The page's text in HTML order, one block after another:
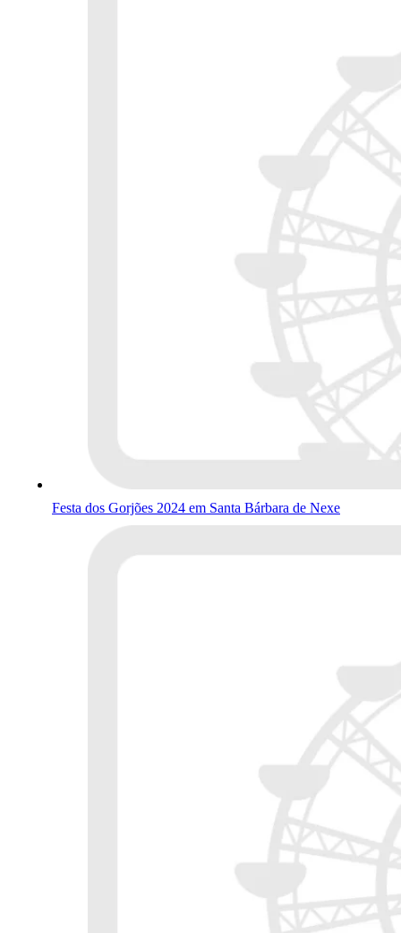
Festa dos Gorjões 2024 em Santa Bárbara de Nexe